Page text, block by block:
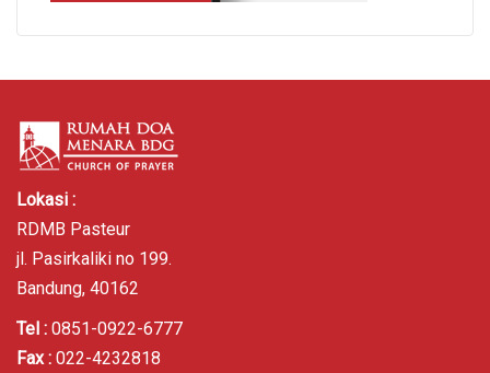
Lokasi :
RDMB Pasteur
jl. Pasirkaliki no 199.
Bandung, 40162
Tel : 0851-0922-6777
Fax : 022-4232818